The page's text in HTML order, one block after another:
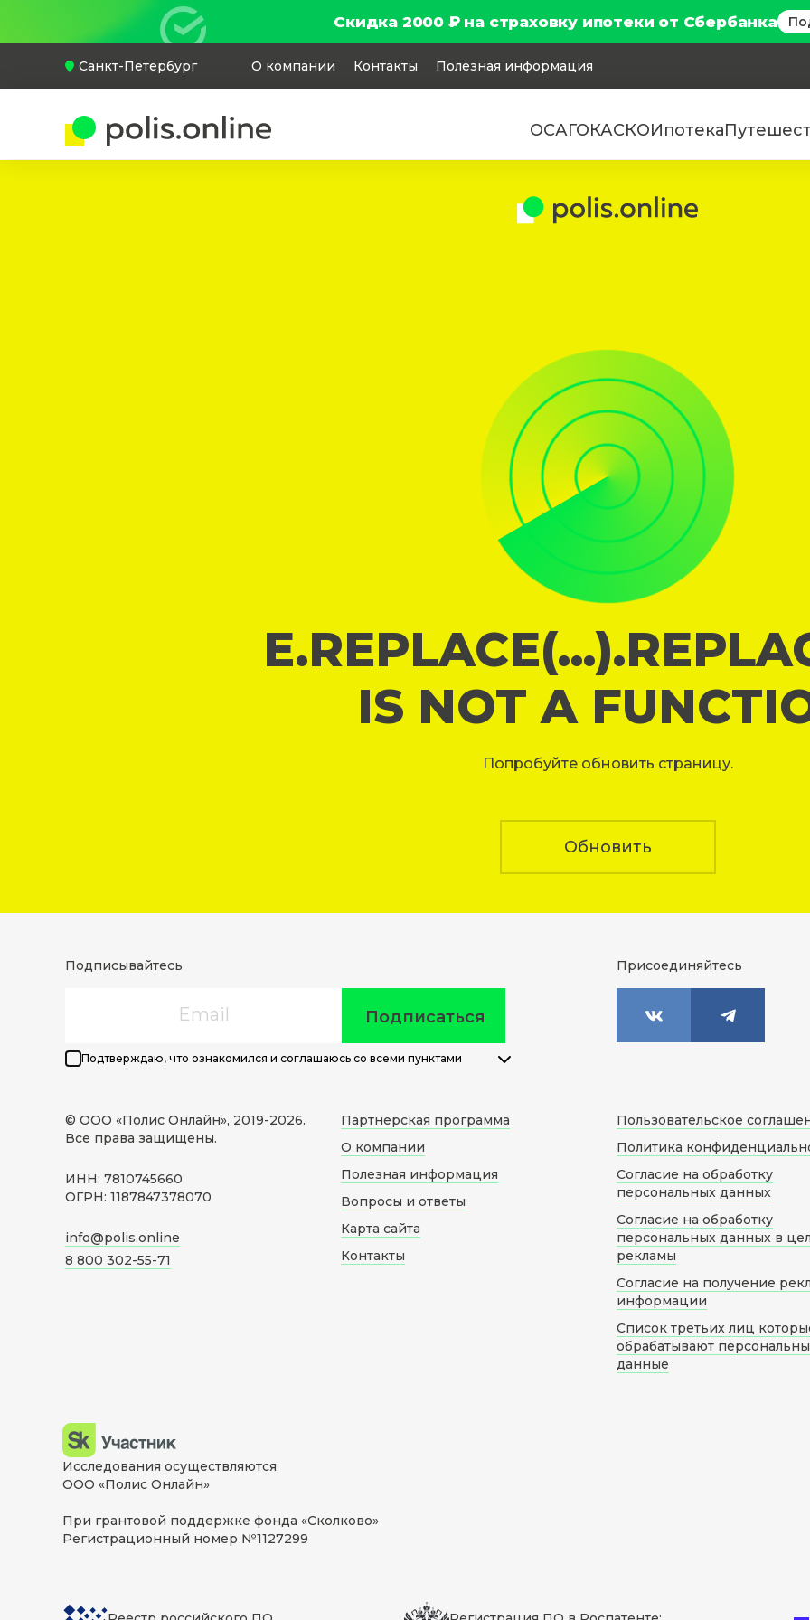
Скидка 2000 ₽ на страховку ипотеки от Сбербанка
Санкт-Петербург О компании Контакты Полезная информация
ОСАГОКАСКОИпотека
IS NOT A
Попробуйте обновить страницу.
Обновить
Подписывайтесь
Подписаться
Подтверждаю, что ознакомился и соглашаюсь со всеми пунктами
Присоединяйтесь
© ООО «Полис Онлайн», 2019-2026.
Все права защищены.
ИНН: 7810745660
ОГРН: 1187847378070
info@polis.online
8 800 302-55-71
Партнерская программа
О компании
Полезная информация
Вопросы и ответы
Карта сайта
Контакты
Пользовательское
Политика
Согласие на обработку
персональных данных
Согласие на обработку
персональных данных в
рекламы
Согласие на получение
информации
Список третьих лиц
обрабатывают
данные
Исследования осуществляются
ООО «Полис Онлайн»
При грантовой поддержке фонда «Сколково»
Регистрационный номер №1127299